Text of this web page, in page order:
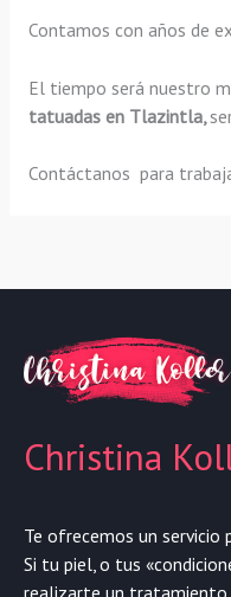
Contamos con años de
El tiempo será nuestro
tatuadas en Tlazintla,
Contáctanos para
Christina
Te ofrecemos un servicio
Si tu piel, o tus